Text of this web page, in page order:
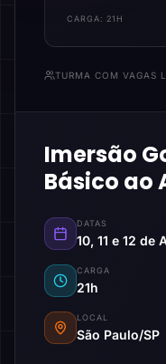
CARGA: 21H
TURMA COM VAGAS
Imersão
Básico ao
DATAS
10, 11 e 12 de
CARGA
21h
LOCAL
São Paulo/SP